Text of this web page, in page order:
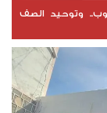
وتوحيد الصف